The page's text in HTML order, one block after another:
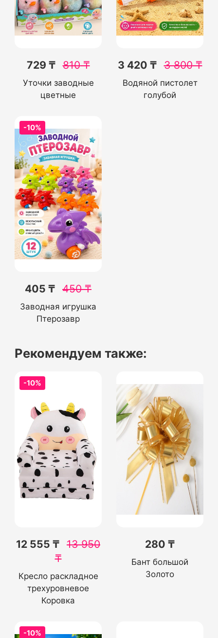
729 ₸ 810₸
Уточки заводные
цветные
3 420 ₸ 3 800₸
Водяной пистолет
голубой
-10%
405 ₸ 450₸
Заводная игрушка
Птерозавр
Рекомендуем также:
-10%
12 555 ₸ 13 950
₸
Кресло раскладное
трехуровневое
Коровка
280 ₸
Бант большой
Золото
-10%